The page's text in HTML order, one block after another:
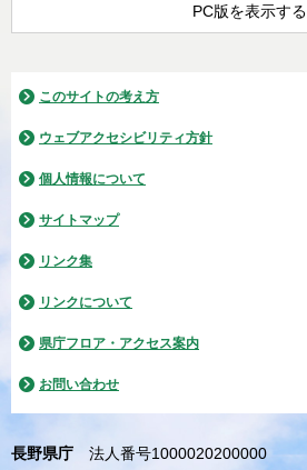
PC版を表示する
このサイトの考え方
ウェブアクセシビリティ方針
個人情報について
サイトマップ
リンク集
リンクについて
県庁フロア・アクセス案内
お問い合わせ
長野県庁 法人番号1000020200000